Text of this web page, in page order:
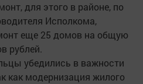
для этого в районе, по
Исполкома,
еще 25 домов на общую
рублей.
убедились в важности
как модернизация жилого